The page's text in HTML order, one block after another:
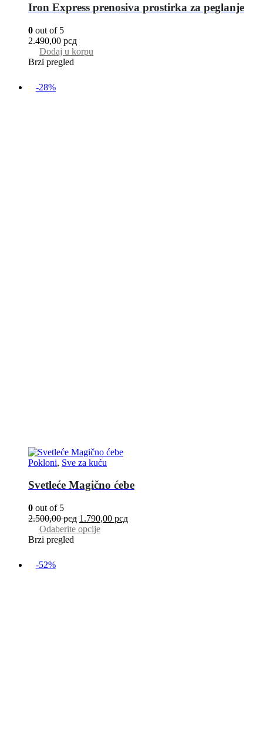
Iron Express prenosiva prostirka za peglanje
0 out of 5
2.490,00 рсд
Dodaj u korpu
Brzi pregled
-28%
Pokloni, Sve za kuću
Svetleće Magično ćebe
0 out of 5
2.500,00рсд 1.790,00 рсд
Odaberite opcije
Brzi pregled
-52%